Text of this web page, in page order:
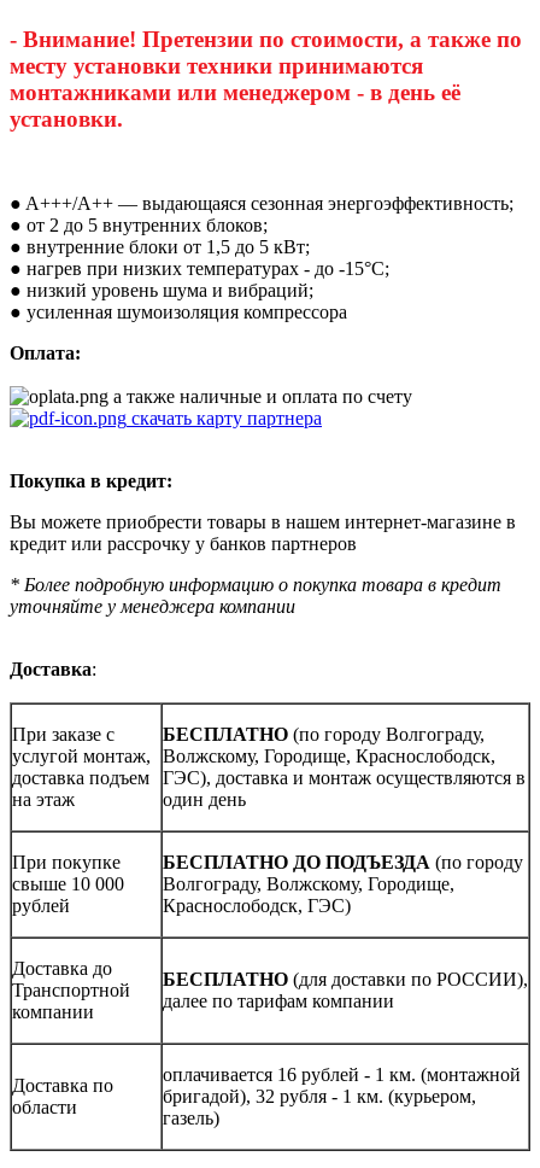
- Внимание! Претензии по стоимости, а также по
месту установки техники принимаются
монтажниками или менеджером - в день её
установки.
● A+++/A++ — выдающаяся сезонная энергоэффективность;
● от 2 до 5 внутренних блоков;
● внутренние блоки от 1,5 до 5 кВт;
● нагрев при низких температурах - до -15°С;
● низкий уровень шума и вибраций;
● усиленная шумоизоляция компрессора
Оплата:
а также наличные и оплата по счету
скачать карту партнера
Покупка в кредит:
Вы можете приобрести товары в нашем интернет-магазине в
кредит или рассрочку у банков партнеров
* Более подробную информацию о покупка товара в кредит
уточняйте у менеджера компании
Доставка:
При заказе с
услугой монтаж,
доставка подъем
на этаж
БЕСПЛАТНО (по городу Волгограду,
Волжскому, Городище, Краснослободск,
ГЭС), доставка и монтаж осуществляются в
один день
При покупке
свыше 10 000
рублей
БЕСПЛАТНО ДО ПОДЪЕЗДА (по городу
Волгограду, Волжскому, Городище,
Краснослободск, ГЭС)
Доставка до
Транспортной
компании
БЕСПЛАТНО (для доставки по РОССИИ),
далее по тарифам компании
Доставка по
области
оплачивается 16 рублей - 1 км. (монтажной
бригадой), 32 рубля - 1 км. (курьером,
газель)